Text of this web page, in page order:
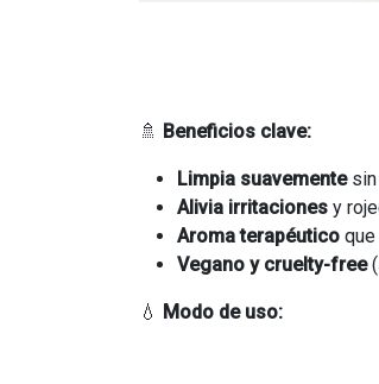
🚿 Beneficios clave:
Limpia suavementesin
Alivia irritaciones y
Aroma terapéutico
Vegano y cruelty-free
💧 Modo de uso: